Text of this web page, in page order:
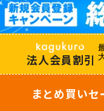
法人会員割引
まとめ買いセ